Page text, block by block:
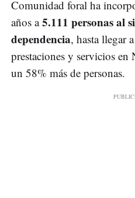
Comunidad foral ha
años a5.111 personas al
dependencia, hasta llegar
prestaciones y servicios en
un 58% más de personas.